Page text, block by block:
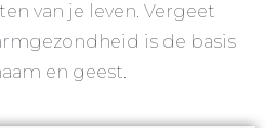
van je leven. Vergeet
is de basis
en geest.